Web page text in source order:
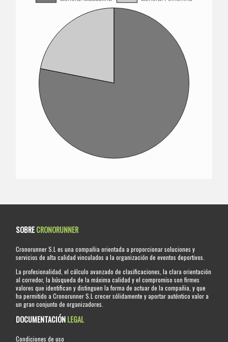
SOBRECRONORUNNER
Cronorunner S.L es una compañia orientada a proporcionar soluciones y
servicios de alta calidad vinculados a la organización de eventos deportivos.
La profesionalidad, el cálculo avanzado de clasificaciones, la clara orientación
al corredor, la búsqueda de la máxima calidad y el compromiso son firmes
valores que identifican y distinguen la forma de actuar de la compañia, y que
ha permitido a Cronorunner S.L crecer sólidamente y aportar auténtico valor a
un gran conjunto de organizadores.
DOCUMENTACIÓNLEGAL
Condiciones de uso